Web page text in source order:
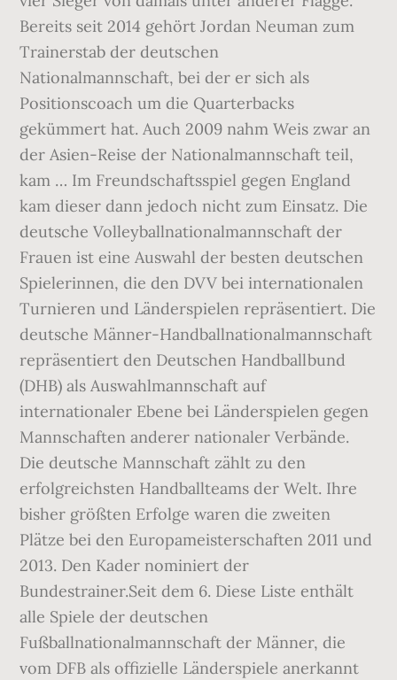
Bereits seit 2014 gehört Jordan Neuman zum
Trainerstab der deutschen
Nationalmannschaft, bei der er sich als
Positionscoach um die Quarterbacks
gekümmert hat. Auch 2009 nahm Weis zwar an
der Asien-Reise der Nationalmannschaft teil,
kam … Im Freundschaftsspiel gegen England
kam dieser dann jedoch nicht zum Einsatz. Die
deutsche Volleyballnationalmannschaft der
Frauen ist eine Auswahl der besten deutschen
Spielerinnen, die den DVV bei internationalen
Turnieren und Länderspielen repräsentiert. Die
deutsche Männer-Handballnationalmannschaft
repräsentiert den Deutschen Handballbund
(DHB) als Auswahlmannschaft auf
internationaler Ebene bei Länderspielen gegen
Mannschaften anderer nationaler Verbände.
Die deutsche Mannschaft zählt zu den
erfolgreichsten Handballteams der Welt. Ihre
bisher größten Erfolge waren die zweiten
Plätze bei den Europameisterschaften 2011 und
2013. Den Kader nominiert der
Bundestrainer.Seit dem 6. Diese Liste enthält
alle Spiele der deutschen
Fußballnationalmannschaft der Männer, die
vom DFB als offizielle Länderspiele anerkannt